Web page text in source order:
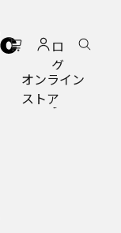
ロ
グ
イ
ン
オンライン
ストア